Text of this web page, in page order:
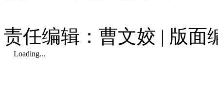
责任编辑：曹文姣 | 版面
Loading...